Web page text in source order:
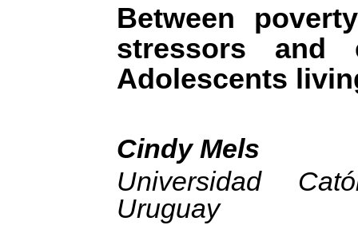
Between
stressors and
Adolescents
Cindy Mels
Universidad
Uruguay